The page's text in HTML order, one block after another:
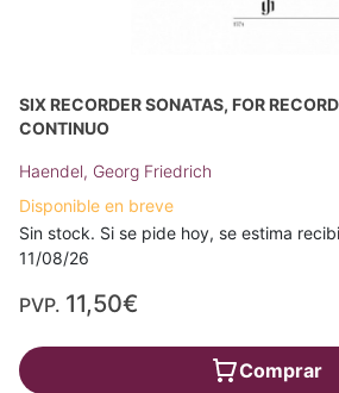
SIX RECORDER SONATAS, FOR
CONTINUO
Haendel, Georg Friedrich
Disponible en breve
Sin stock. Si se pide hoy, se estima
11/08/26
PVP. 11,50€
Comprar